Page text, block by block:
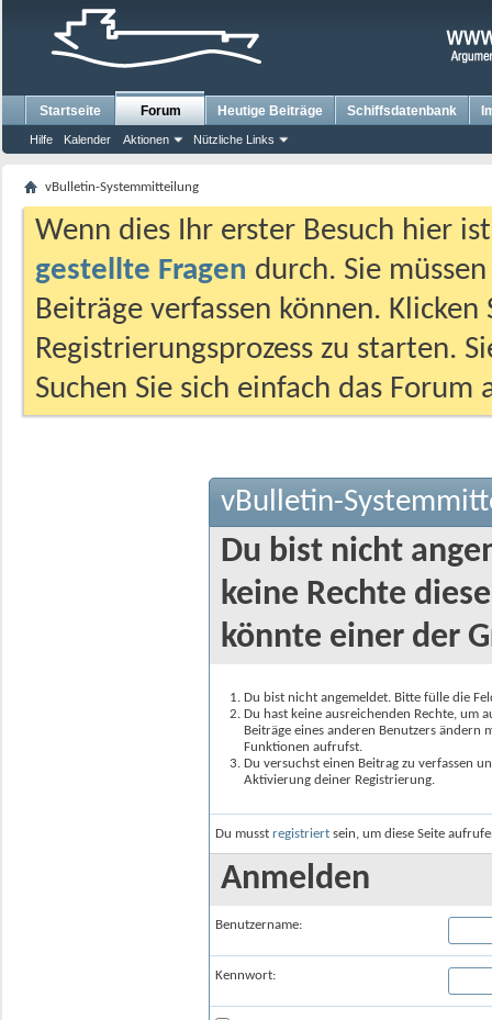
Startseite Forum
Hilfe Kalender Aktionen Nützliche Links
Heutige Beiträge Schiffsdatenbank
vBulletin-Systemmitteilung
Wenn dies Ihr erster Besuch hier
gestellte Fragen durch. Sie
Beiträge verfassen können.
Registrierungsprozess zu starten.
Suchen Sie sich einfach das
vBulletin-
Du bist nicht
keine Rechte
könnte einer der
Du bist nicht angemeldet. Bitte fülle die
Du hast keine ausreichenden Rechte, um
Beiträge eines anderen Benutzers
Funktionen aufrufst.
Du versuchst einen Beitrag zu verfassen
Aktivierung deiner Registrierung.
Du musst registriert sein, um diese Seite
Anmelden
Benutzername:
Kennwort: